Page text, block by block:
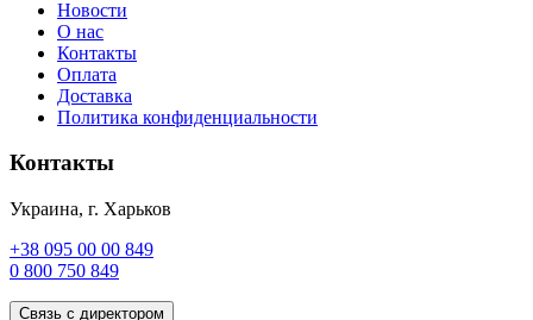
Новости
О нас
Контакты
Оплата
Доставка
Политика конфиденциальности
Контакты
Украина, г. Харьков
+38 095 00 00 849
0 800 750 849
Связь с директором